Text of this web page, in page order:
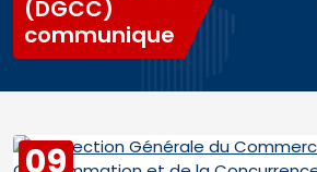
(DGCC)
communique
09